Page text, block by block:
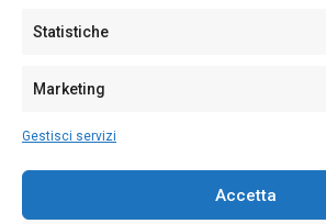
Statistiche
Marketing
Gestisci servizi
Accetta
Partita IVA02270380922
128/2020 del 10/02/2020
Per la Pubblicità: